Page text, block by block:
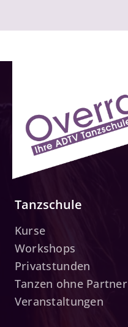
Tanzschule
Kurse
Workshops
Privatstunden
Tanzen ohne Partner
Veranstaltungen